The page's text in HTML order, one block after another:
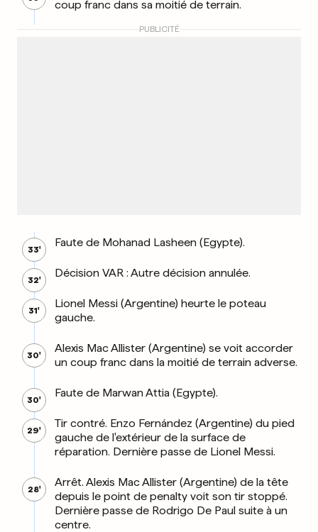
coup franc dans sa moitié de terrain.
PUBLICITÉ
33'
Faute de Mohanad Lasheen (Egypte).
32'
Décision VAR : Autre décision annulée.
31'
Lionel Messi (Argentine) heurte le poteau
gauche.
30'
Alexis Mac Allister (Argentine) se voit accorder
un coup franc dans la moitié de terrain adverse.
30'
Faute de Marwan Attia (Egypte).
29'
Tir contré. Enzo Fernández (Argentine) du pied
gauche de l'extérieur de la surface de
réparation. Dernière passe de Lionel Messi.
28'
Arrêt. Alexis Mac Allister (Argentine) de la tête
depuis le point de penalty voit son tir stoppé.
Dernière passe de Rodrigo De Paul suite à un
centre.